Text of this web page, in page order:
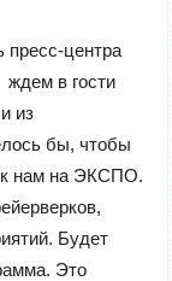
центра
в гости
из
бы, чтобы
к нам на ЭКСПО.
Будет
Это